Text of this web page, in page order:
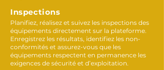
Inspections
Planifiez, réalisez et suivez les inspections des
équipements directement sur la plateforme.
Enregistrez les résultats, identifiez les non-
conformités et assurez-vous que les
équipements respectent en permanence les
exigences de sécurité et d’exploitation.